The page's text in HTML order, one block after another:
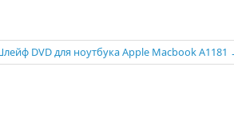
DVD для ноутбука Apple Macbook A1181